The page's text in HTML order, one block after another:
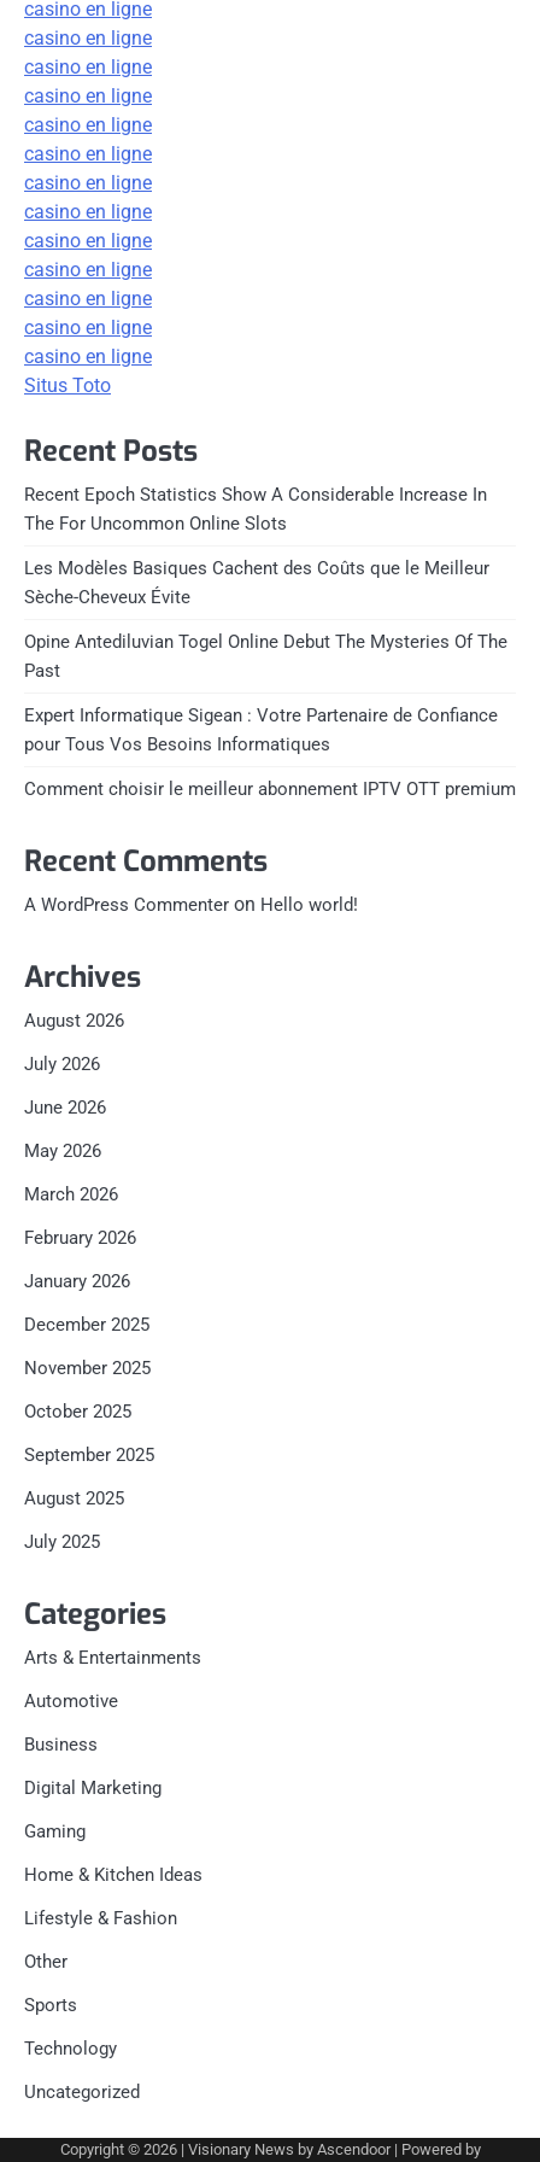
casino en ligne
casino en ligne
casino en ligne
casino en ligne
casino en ligne
casino en ligne
casino en ligne
casino en ligne
casino en ligne
casino en ligne
casino en ligne
casino en ligne
casino en ligne
Situs Toto
Recent Posts
Recent Epoch Statistics Show A Considerable Increase In
The For Uncommon Online Slots
Les Modèles Basiques Cachent des Coûts que le Meilleur
Sèche-Cheveux Évite
Opine Antediluvian Togel Online Debut The Mysteries Of The
Past
Expert Informatique Sigean : Votre Partenaire de Confiance
pour Tous Vos Besoins Informatiques
Comment choisir le meilleur abonnement IPTV OTT premium
Recent Comments
A WordPress Commenter on Hello world!
Archives
August 2026
July 2026
June 2026
May 2026
March 2026
February 2026
January 2026
December 2025
November 2025
October 2025
September 2025
August 2025
July 2025
Categories
Arts & Entertainments
Automotive
Business
Digital Marketing
Gaming
Home & Kitchen Ideas
Lifestyle & Fashion
Other
Sports
Technology
Uncategorized
Copyright © 2026 | Visionary News by Ascendoor| Powered by